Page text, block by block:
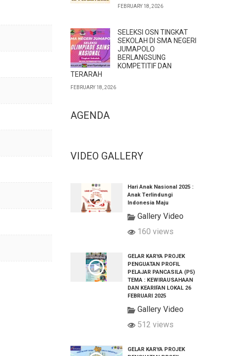
FEBRUARY 18, 2026
SELEKSI OSN TINGKAT
SEKOLAH DI SMA NEGERI
JUMAPOLO
BERLANGSUNG
KOMPETITIF DAN
TERARAH
FEBRUARY 18, 2026
AGENDA
VIDEO GALLERY
Hari Anak Nasional 2025 :
Anak Terlindungi
Indonesia Maju
Gallery Video
160 views
GELAR KARYA PROJEK
PENGUATAN PROFIL
PELAJAR PANCASILA (P5)
TEMA : KEWIRAUSAHAAN
DAN KEARIFAN LOKAL 26
FEBRUARI 2025
Gallery Video
512 views
GELAR KARYA PROJEK